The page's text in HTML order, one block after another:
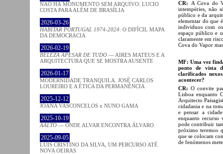
NÃO HÁ MONUMENTO SEM ARQUIVO: LUCIO
COSTA PARA ALÉM DE BRASÍLIA
2026-03-26
HABITAR PORTUGAL 1974-2024: O DIFÍCIL MAPA
DA DEMOCRACIA
2026-02-19
BELEZA APESAR DE TUDO — AIRES MATEUS E A
ARQUITECTURA QUE SE MOSTRA AUSENTE
2026-01-17
MODERNIDADE TRANQUILA. JOSÉ CARLOS
LOUREIRO E A ÉTICA DA PERMANÊNCIA
2025-12-12
JOANA VASCONCELOS x NUNO GAMA
2025-10-19
AALTO — ONDE ALVAR ENCONTRA ÁLVARO
2025-09-05
LUÍS CRISTINO DA SILVA, UM PERCURSO ATÉ
NOVA OEIRAS
CR: A Cova do
intempéries, não
público e da
elementar do que
individuos com
espaço público e
claramente em
Cova do Vapor
MF: Uma vez
ponto de vista
clarificados
acontecer?
CR: O convite
Lisboa enquanto
Arquitecto
cidadania e na
e pensar a
enquanto recurso
pode contribuir
próximo teremos
que se colocam
de fenómenos